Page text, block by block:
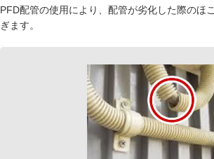
PFD配管の使用により、配管が劣化した際のほ
ぎます。